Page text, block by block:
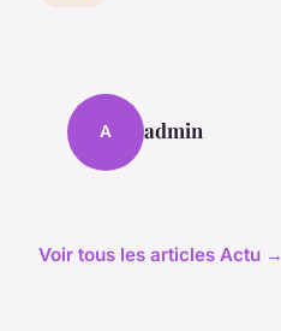
A admin
Voir tous les articles Actu →